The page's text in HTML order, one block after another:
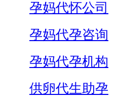
孕妈代怀公司
孕妈代孕咨询
孕妈代孕机构
供卵代生助孕